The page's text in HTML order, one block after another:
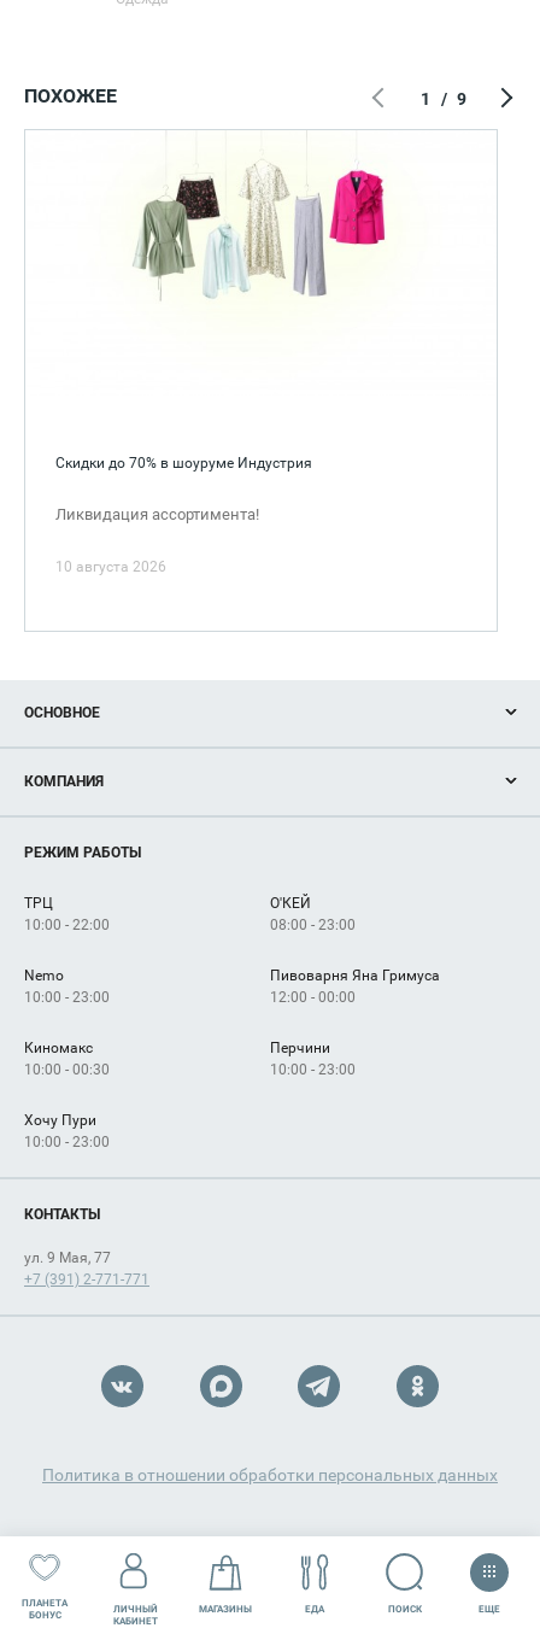
ПЛАНЕТА
БОНУС
ЛИЧНЫЙ
КАБИНЕТ
МАГАЗИНЫ ЕДА РАЗВЛЕЧЕНИЯ СЕРВИСЫ
ПОИСК ЕЩЕ
ПОХОЖЕЕ
Скидки до 70% в шоуруме Индустрия
Ликвидация ассортимента!
10 августа 2026
1 / 9
ОСНОВНОЕ
Новости
Магазины
Услуги
КОМПАНИЯ
Рекламодателям
Как добраться
РЕЖИМ РАБОТЫ
ТРЦ
10:00 - 22:00
О'КЕЙ
08:00 - 23:00
Nemo
10:00 - 23:00
Пивоварня Яна Гримуса
12:00 - 00:00
Киномакс
10:00 - 00:30
Перчини
10:00 - 23:00
Хочу Пури
10:00 - 23:00
КОНТАКТЫ
ул. 9 Мая, 77
+7 (391) 2-771-771
Политика в отношении обработки персональных данных